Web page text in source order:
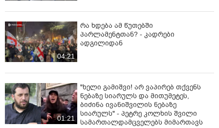
04:21
რა ხდება ამ წუთებში
პარლამენტთან? - კადრები
ადგილიდან
01:21
"ხელი გამიშვი! არ ვაპირებ თქვენს
ნებაზე სიარულს და მითუმეტეს,
ბიძინა ივანიშვილის ნებაზე
სიარულს" - პეტრე კოლხის შვილი
სამართალდამცველებს მიმართავს